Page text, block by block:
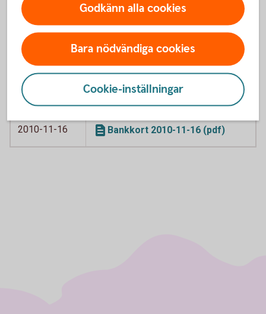
2012-02-01
Bankkort Business 2012-12-01
(pdf)
2012-02-01
Bankkort Business, särskilda
villkor 2012-02-01 (pdf)
2012-12-01
2010-11-16 Bankkort 2010-11-16 (pdf)
Godkänn alla cookies
Bara nödvändiga cookies
Cookie-inställningar